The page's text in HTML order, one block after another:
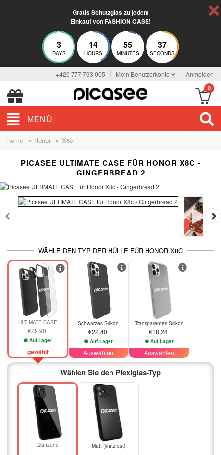
Gratis Schutzglas zu jedem
Einkauf von FASHION CASE!
3
DAYS
14
HOURS
55
MINUTES
37
SECONDS
+420 777 793 005 Mein Benutzerkonto Anmelden
0
MENÜ
home » Honor » X8c
PICASEE ULTIMATE CASE FÜR HONOR X8C -
GINGERBREAD 2
WÄHLE DEN TYP DER HÜLLE FÜR HONOR X8C
ULTIMATE CASE
€29,90
Auf Lager
gewählt
Schwarzes Silikon
€22,40
Auf Lager
Auswählen
Transparentes Silikon
€18,28
Auf Lager
Auswählen
Wählen Sie den Plexiglas-Typ
Glänzend Matt (kratzfest)